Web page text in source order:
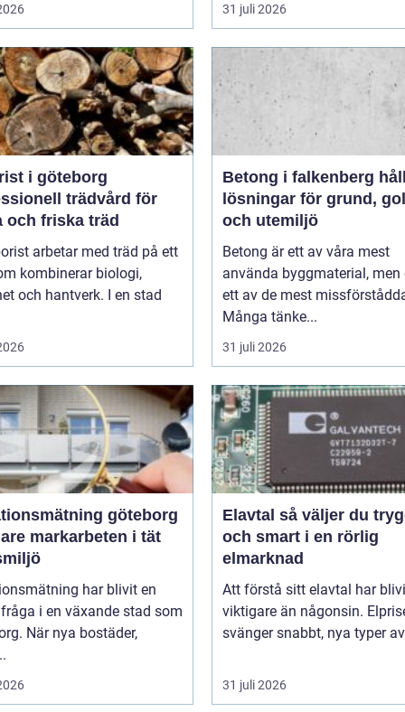
31 juli 2026
i göteborg
trädvård för
och friska träd
arbetar med träd på ett
kombinerar biologi,
och hantverk. I en stad
Betong i falkenberg hållbara
lösningar för grund,
och utemiljö
Betong är ett av våra mest
använda byggmaterial, men
ett av de mest
Många tänke...
31 juli 2026
göteborg
markarbeten i tät
har blivit en
i en växande stad som
När nya bostäder,
Elavtal så väljer du tryggt
och smart i en rörlig
elmarknad
Att förstå sitt elavtal har
viktigare än någonsin.
svänger snabbt, nya typer
31 juli 2026